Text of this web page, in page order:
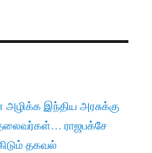
அழிக்க இந்திய அரசுக்கு
ராஜபக்சே
தகவல்